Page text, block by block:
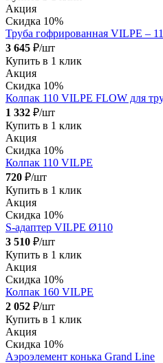
Акция
Скидка 10%
Труба гофрированная VILPE –
3 645 ₽/шт
Купить в 1 клик
Акция
Скидка 10%
Колпак 110 VILPE FLOW для
1 332 ₽/шт
Купить в 1 клик
Акция
Скидка 10%
Колпак 110 VILPE
720 ₽/шт
Купить в 1 клик
Акция
Скидка 10%
S-адаптер VILPE Ø110
3 510 ₽/шт
Купить в 1 клик
Акция
Скидка 10%
Колпак 160 VILPE
2 052 ₽/шт
Купить в 1 клик
Акция
Скидка 10%
Аэроэлемент конька Grand Line